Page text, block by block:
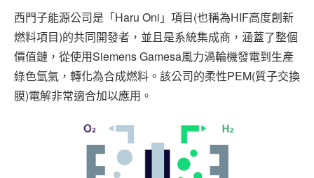
西門子能源公司是「Haru Oni」項目(也稱為HIF高度創新
燃料項目)的共同開發者，並且是系統集成商，涵蓋了整個
價值鏈，從使用Siemens Gamesa風力渦輪機發電到生產
綠色氫氣，轉化為合成燃料。該公司的柔性PEM(質子交換
膜)電解非常適合加以應用。